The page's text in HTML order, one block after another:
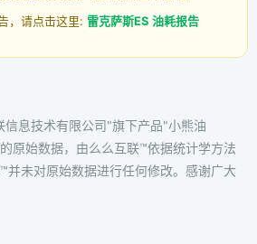
，请点击这里: 雷克萨斯ES 油耗报告
息技术有限公司"旗下产品"小熊油
原始数据，由么么互联™依据统计学方法
并未对原始数据进行任何修改。感谢广大